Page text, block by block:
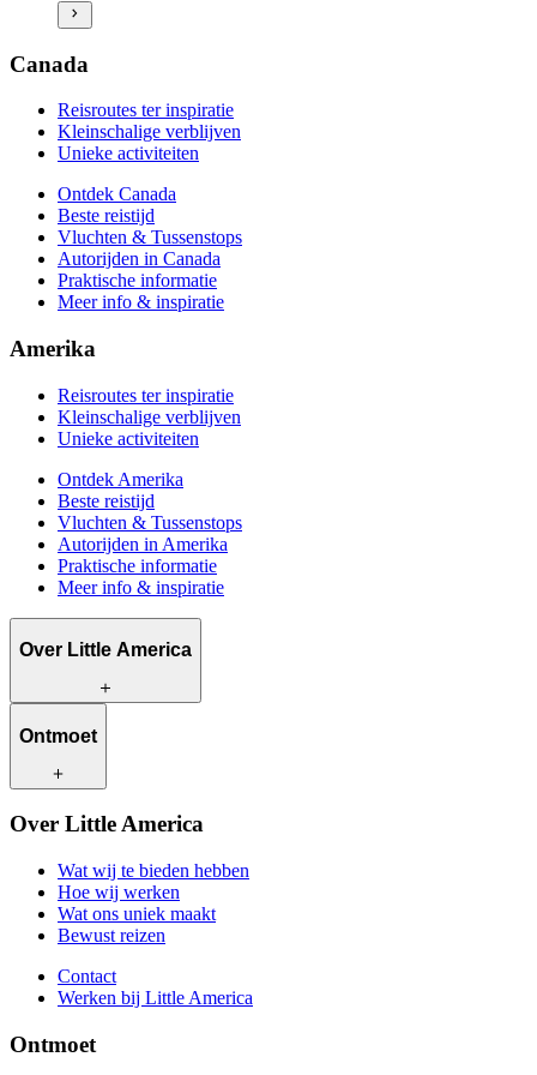
Vluchten & Tussenstops
Praktische informatie
Canada
Reisroutes ter inspiratie
Kleinschalige verblijven
Unieke activiteiten
Ontdek Canada
Beste reistijd
Vluchten & Tussenstops
Autorijden in Canada
Praktische informatie
Meer info & inspiratie
Amerika
Reisroutes ter inspiratie
Kleinschalige verblijven
Unieke activiteiten
Ontdek Amerika
Beste reistijd
Vluchten & Tussenstops
Autorijden in Amerika
Praktische informatie
Meer info & inspiratie
Over Little America
Wat wij te bieden hebben
Wat ons uniek maakt
Contact
Werken bij Little America
Ontmoet
Onze reisadviseurs
Over Little America
Wat wij te bieden hebben
Hoe wij werken
Wat ons uniek maakt
Bewust reizen
Contact
Werken bij Little America
Ontmoet